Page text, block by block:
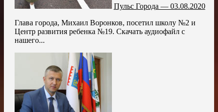
Пульс Города — 03.08.2020
Глава города, Михаил Воронков, посетил школу №2 и
Центр развития ребенка №19. Скачать аудиофайл с
нашего...